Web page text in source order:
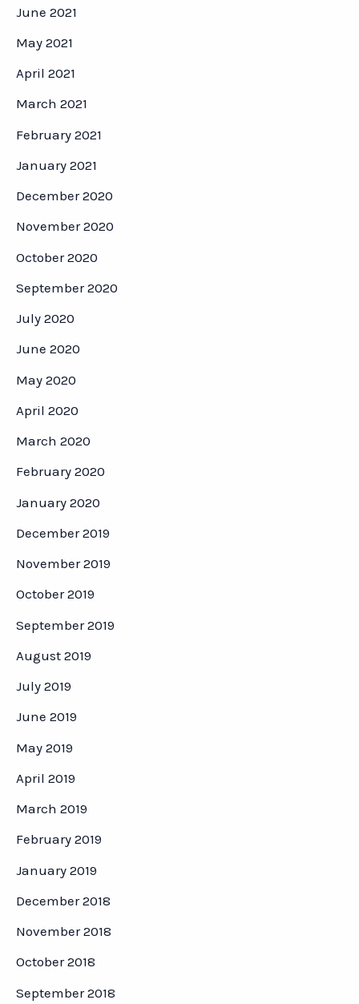
June 2021
May 2021
April 2021
March 2021
February 2021
January 2021
December 2020
November 2020
October 2020
September 2020
July 2020
June 2020
May 2020
April 2020
March 2020
February 2020
January 2020
December 2019
November 2019
October 2019
September 2019
August 2019
July 2019
June 2019
May 2019
April 2019
March 2019
February 2019
January 2019
December 2018
November 2018
October 2018
September 2018